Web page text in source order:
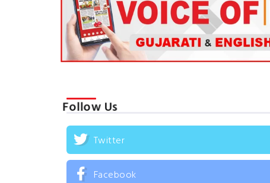
Follow Us
Twitter
Facebook